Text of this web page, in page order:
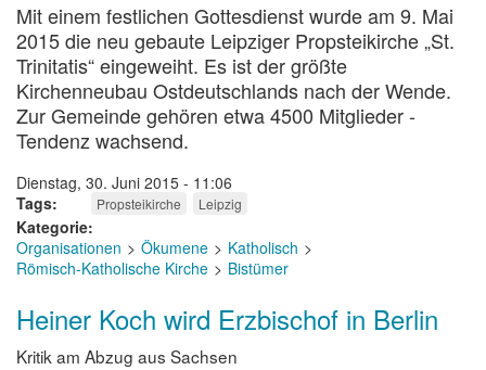
Mit einem festlichen Gottesdienst wurde am 9. Mai
2015 die neu gebaute Leipziger Propsteikirche „St.
Trinitatis“ eingeweiht. Es ist der größte
Kirchenneubau Ostdeutschlands nach der Wende.
Zur Gemeinde gehören etwa 4500 Mitglieder -
Tendenz wachsend.
Dienstag, 30. Juni 2015 - 11:06
Tags
Propsteikirche Leipzig
Kategorie
Organisationen
Ökumene
Katholisch
Römisch-Katholische Kirche
Bistümer
Heiner Koch wird Erzbischof in Berlin
Kritik am Abzug aus Sachsen